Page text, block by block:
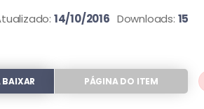
14/10/2016 Downloads: 15
BAIXAR PÁGINA DO ITEM